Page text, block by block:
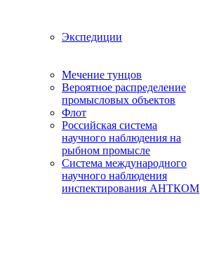
Экспедиции
Мечение тунцов
Вероятное распределение
промысловых объектов
Флот
Российская система
научного наблюдения на
рыбном промысле
Система международного
научного наблюдения
инспектирования АНТКОМ